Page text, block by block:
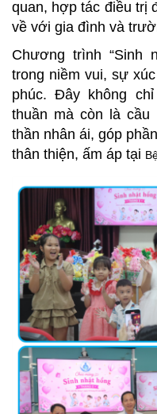
quan, hợp tác điều trị
về với gia đình và
Chương trình “Sinh
trong niềm vui, sự
phúc. Đây không
thuần mà còn là
thần nhân ái, góp
thân thiện, ấm áp tại